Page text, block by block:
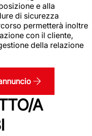
e alla
di sicurezza
permetterà inoltre
con il cliente,
della relazione
A